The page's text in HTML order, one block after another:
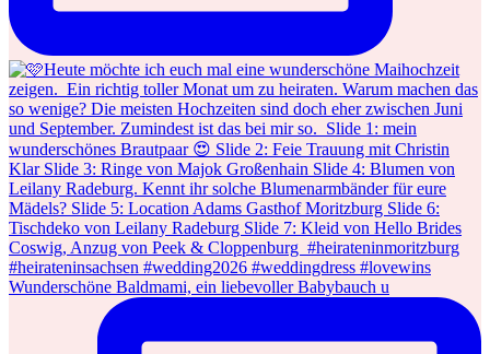
Wunderschöne Baldmami, ein liebevoller Babybauch u